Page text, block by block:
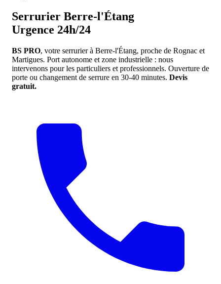
Serrurier Berre-l'Étang
Urgence 24h/24
BS PRO, votre serrurier à Berre-l'Étang, proche de Rognac et
Martigues. Port autonome et zone industrielle : nous
intervenons pour les particuliers et professionnels. Ouverture de
porte ou changement de serrure en 30-40 minutes. Devis
gratuit.